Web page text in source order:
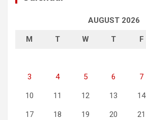
AUGUST 2026
M T W T F
3 4 5 6 7
10 11 12 13 14
17 18 19 20 21